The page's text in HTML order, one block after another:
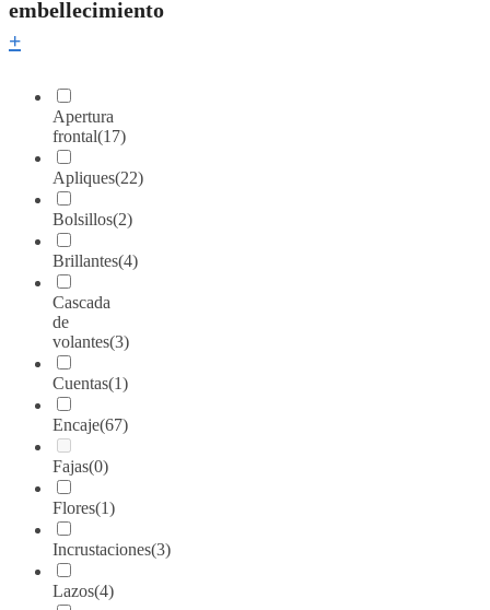
embellecimiento
+
Apertura
frontal(17)
Apliques(22)
Bolsillos(2)
Brillantes(4)
Cascada
de
volantes(3)
Cuentas(1)
Encaje(67)
Fajas(0)
Flores(1)
Incrustaciones(3)
Lazos(4)